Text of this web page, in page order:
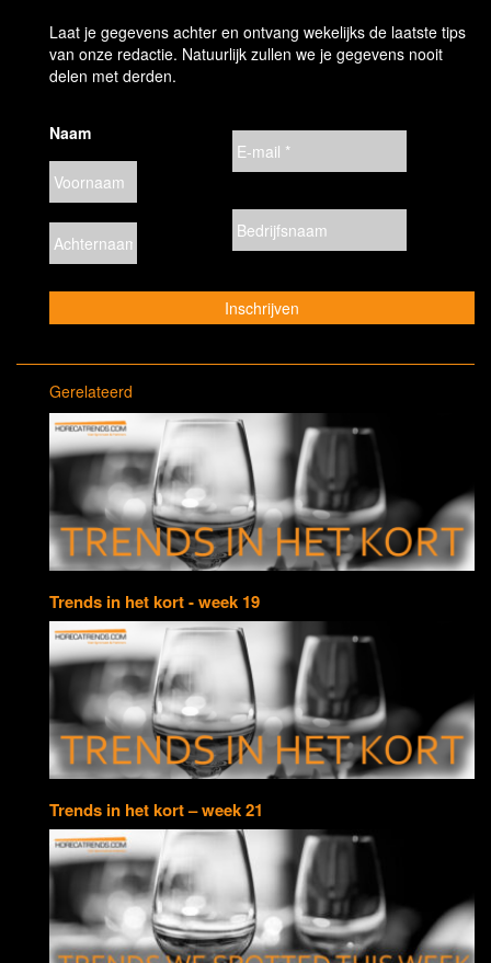
Laat je gegevens achter en ontvang wekelijks de laatste tips
van onze redactie. Natuurlijk zullen we je gegevens nooit
delen met derden.
Naam
Gerelateerd
Trends in het kort - week 19
Trends in het kort – week 21